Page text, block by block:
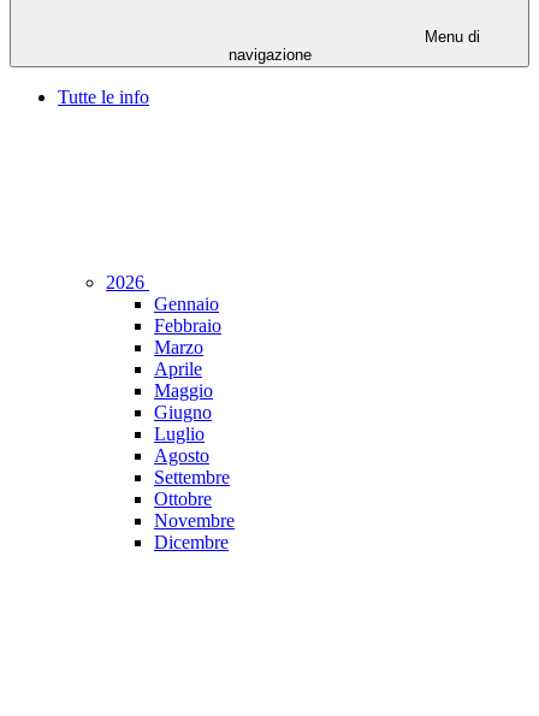
Menu di
navigazione
Tutte le info
2026
Gennaio
Febbraio
Marzo
Aprile
Maggio
Giugno
Luglio
Agosto
Settembre
Ottobre
Novembre
Dicembre